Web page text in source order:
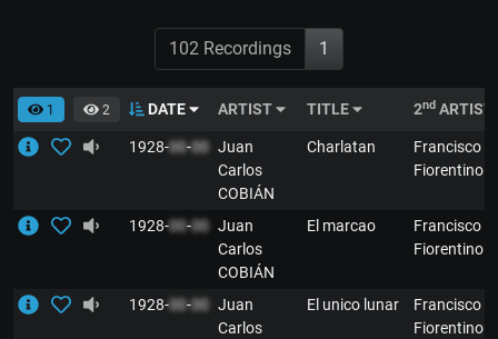
102 Recordings 1
1 2 DATE ARTIST TITLE 2nd ARTIST
1928-00-00 Juan
Carlos
COBIÁN
Charlatan
Francisco
Fiorentino
1928-00-00 Juan
Carlos
COBIÁN
El marcao
Francisco
Fiorentino
1928-00-00 Juan
Carlos
El unico lunar
Francisco
Fiorentino